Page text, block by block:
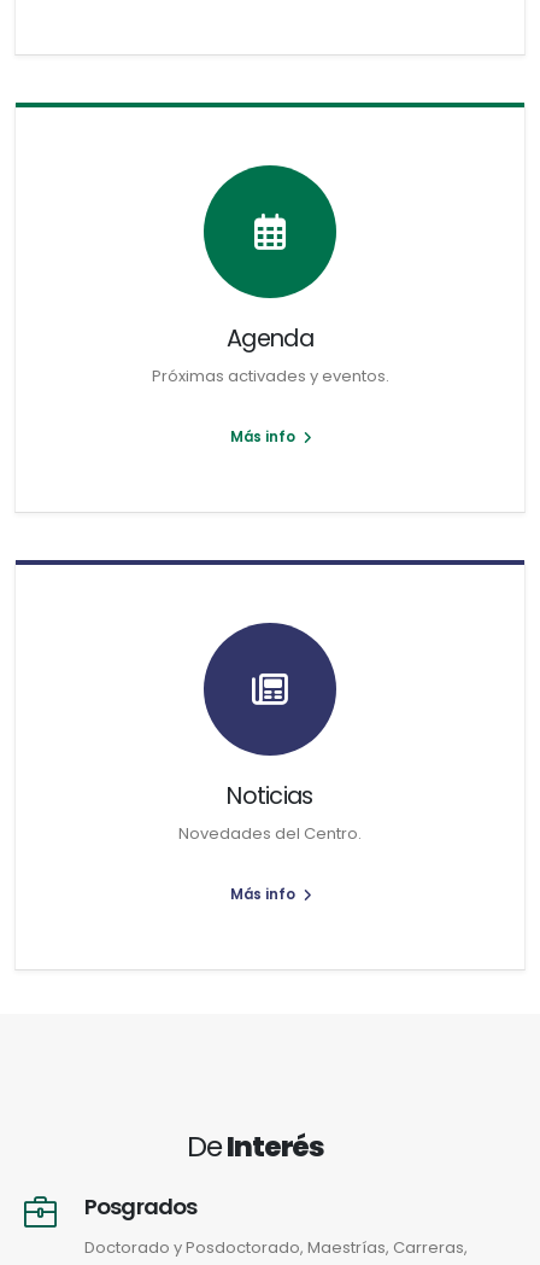
Agenda
Próximas activades y eventos.
Más info
Noticias
Novedades del Centro.
Más info
DeInterés
Posgrados
Doctorado y Posdoctorado, Maestrías, Carreras,